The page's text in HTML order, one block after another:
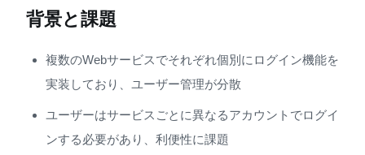
背景と課題
複数のWebサービスでそれぞれ個別にログイン機能を
実装しており、ユーザー管理が分散
ユーザーはサービスごとに異なるアカウントでログイ
ンする必要があり、利便性に課題